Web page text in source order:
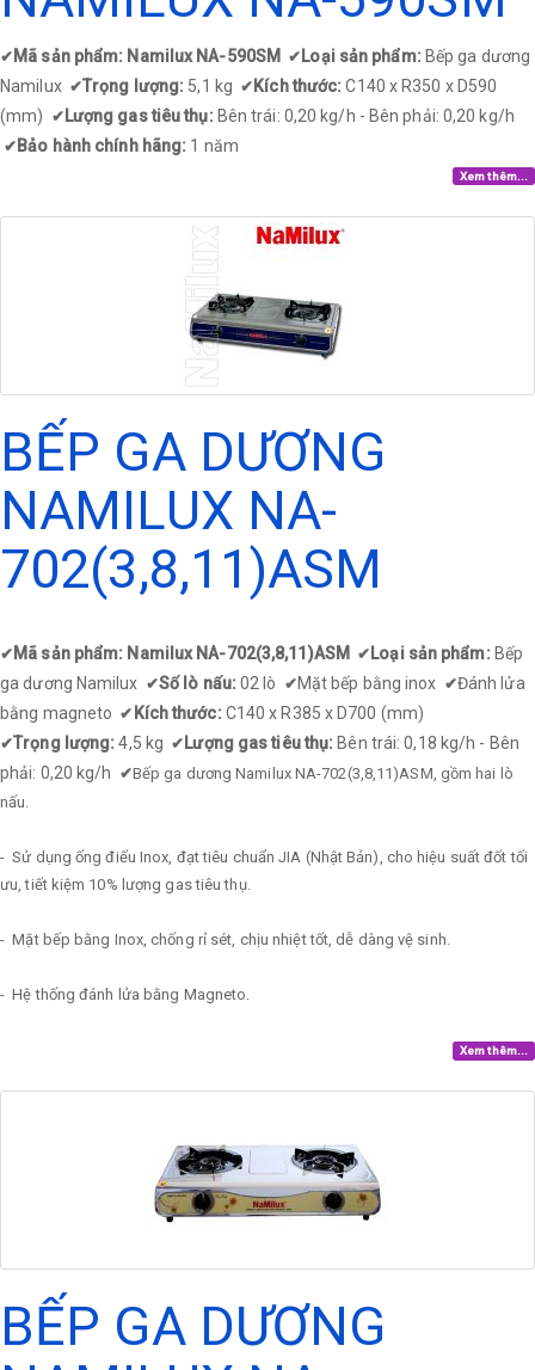
✔Mã sản phẩm: Namilux NA-590SM ✔Loại sản phẩm: Bếp ga dương
Namilux ✔Trọng lượng: 5,1 kg ✔Kích thước: C140 x R350 x D590
(mm) ✔Lượng gas tiêu thụ: Bên trái: 0,20 kg/h - Bên phải: 0,20 kg/h
✔Bảo hành chính hãng: 1 năm
Xem thêm...
BẾP GA DƯƠNG
NAMILUX NA-
702(3,8,11)ASM
✔ Mã sản phẩm: Namilux NA-702(3,8,11)ASM ✔ Loại sản phẩm: Bếp
ga dương Namilux ✔Số lò nấu: 02 lò ✔ Mặt bếp bằng inox ✔Đánh lửa
bằng magneto ✔ Kích thước: C140 x R385 x D700 (mm)
✔Trọng lượng:4,5 kg ✔ Lượng gas tiêu thụ: Bên trái: 0,18 kg/h - Bên
phải: 0,20 kg/h ✔Bếp ga dương Namilux NA-702(3,8,11)ASM, gồm hai lò
nấu.
- Sử dụng ống điếu Inox, đạt tiêu chuẩn JIA (Nhật Bản), cho hiệu suất đốt tối
ưu, tiết kiệm 10% lượng gas tiêu thụ.
- Mặt bếp bằng Inox, chống rỉ sét, chịu nhiệt tốt, dễ dàng vệ sinh.
- Hệ thống đánh lửa bằng Magneto.
Xem thêm...
BẾP GA DƯƠNG